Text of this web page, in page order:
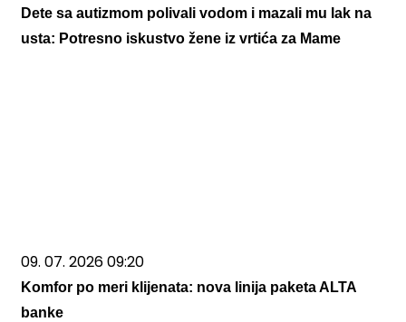
Dete sa autizmom polivali vodom i mazali mu lak na
usta: Potresno iskustvo žene iz vrtića za Mame
09. 07. 2026 09:20
Komfor po meri klijenata: nova linija paketa ALTA
banke